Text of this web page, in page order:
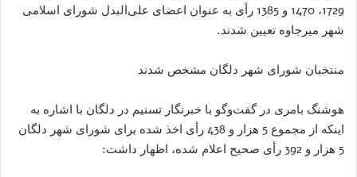
1729، 1470 و 1385 رأی به عنوان اعضای علی‌البدل شورای اسلامی
شهر میرجاوه تعیین شدند.
منتخبان شورای شهر دلگان مشخص شدند
هوشنگ بامری در گفت‌وگو با خبرنگار تسنیم در دلگان با اشاره به
اینکه از مجموع 5 هزار و 438 رأی اخذ شده برای شورای شهر دلگان
5 هزار و 392 رأی صحیح اعلام شده، اظهار داشت: